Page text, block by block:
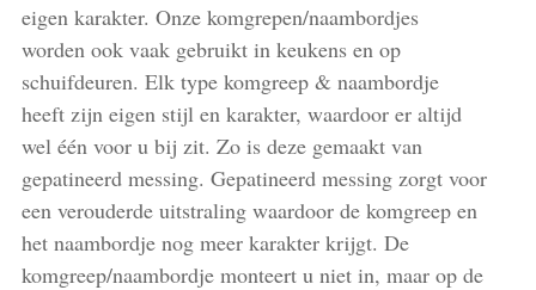
eigen karakter. Onze komgrepen/naambordjes
worden ook vaak gebruikt in keukens en op
schuifdeuren. Elk type komgreep & naambordje
heeft zijn eigen stijl en karakter, waardoor er altijd
wel één voor u bij zit. Zo is deze gemaakt van
gepatineerd messing. Gepatineerd messing zorgt voor
een verouderde uitstraling waardoor de komgreep en
het naambordje nog meer karakter krijgt. De
komgreep/naambordje monteert u niet in, maar op de